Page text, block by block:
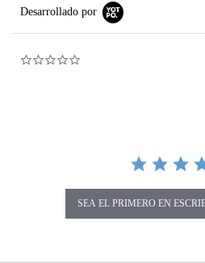
Desarrollado por
SEA EL PRIMERO EN